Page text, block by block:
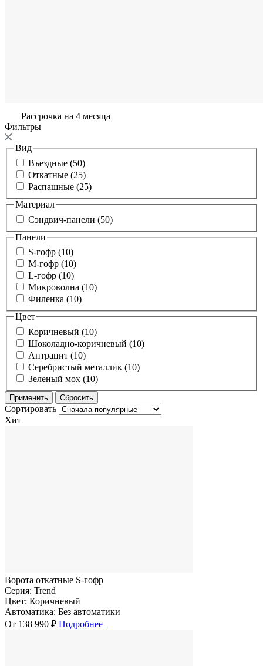
Рассрочка на 4 месяца
Фильтры
Вид
Въездные (50)
Откатные (25)
Распашные (25)
Материал
Сэндвич-панели (50)
Панели
S-гофр (10)
M-гофр (10)
L-гофр (10)
Микроволна (10)
Филенка (10)
Цвет
Коричневый (10)
Шоколадно-коричневый (10)
Антрацит (10)
Серебристый металлик (10)
Зеленый мох (10)
Сортировать
Хит
Ворота откатные S-гофр
Серия: Trend
Цвет: Коричневый
Автоматика: Без автоматики
От 138 990 ₽ Подробнее